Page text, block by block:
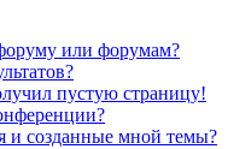
или форумам?
пустую страницу!
и созданные мной темы?